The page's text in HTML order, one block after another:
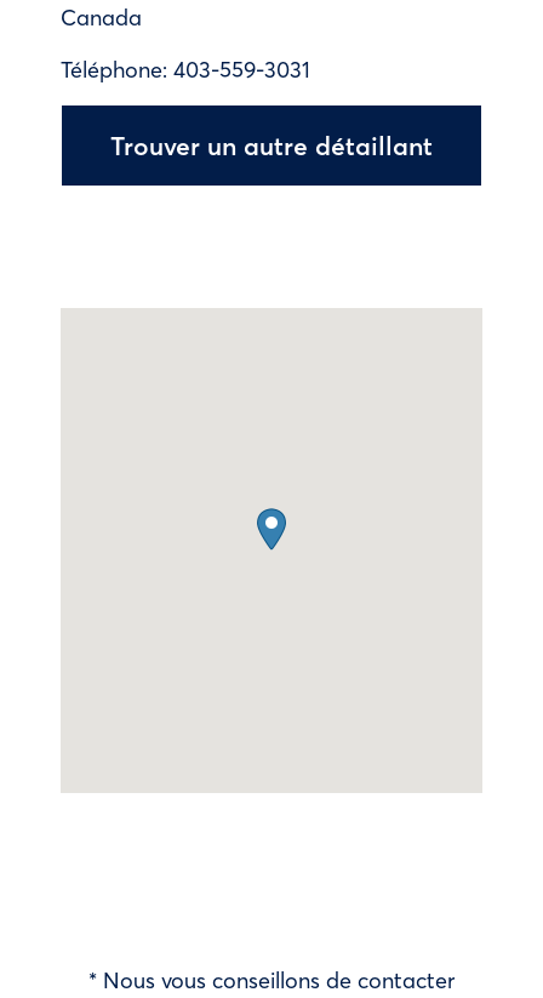
Canada
Téléphone: 403-559-3031
Trouver un autre détaillant
* Nous vous conseillons de contacter